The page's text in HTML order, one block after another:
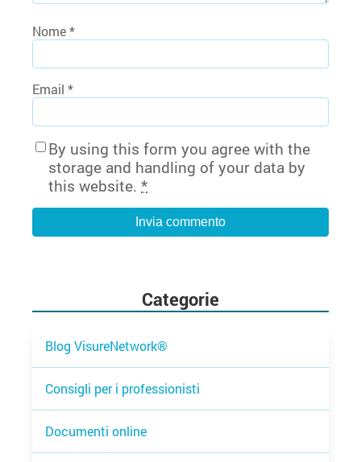
Nome*
Email *
By using this form you agree with the
storage and handling of your data by
this website. *
Categorie
Blog VisureNetwork®
Consigli per i professionisti
Documenti online